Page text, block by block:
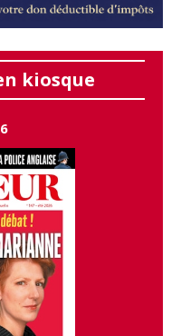
kiosque